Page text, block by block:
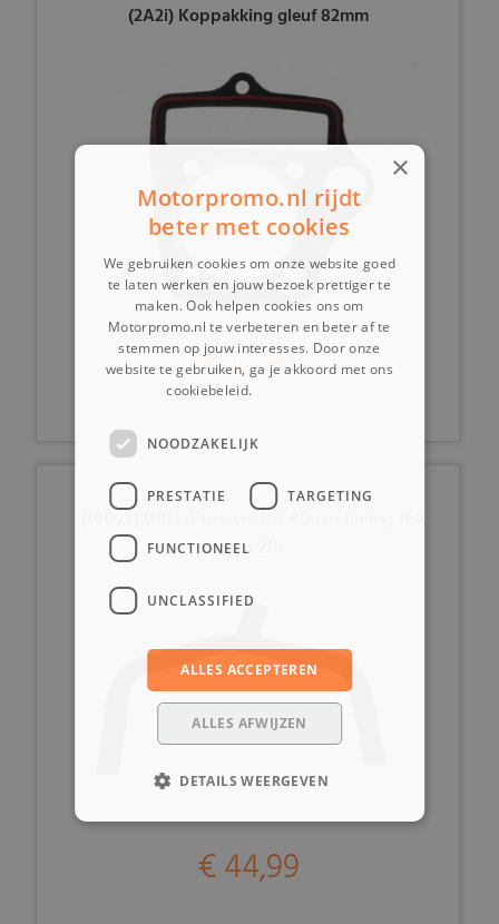
(2A2i) Koppakking gleuf 82mm
€ 12,99
Loncin 21b
€ 44,99
×
Motorpromo.nl rijdt
beter met cookies
We gebruiken cookies om onze website goed
te laten werken en jouw bezoek prettiger te
maken. Ook helpen cookies ons om
Motorpromo.nl te verbeteren en beter af te
stemmen op jouw interesses. Door onze
website te gebruiken, ga je akkoord met ons
cookiebeleid.
NOODZAKELIJK
PRESTATIE TARGETING
FUNCTIONEEL
UNCLASSIFIED
ALLES ACCEPTEREN
ALLES AFWIJZEN
DETAILS WEERGEVEN